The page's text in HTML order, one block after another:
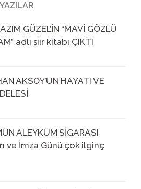
GÜZEL’İN “MAVİ GÖZLÜ
adlı şiir kitabı ÇIKTI
AKSOY’UN HAYATI VE
ALEYKÜM SİGARASI
ve İmza Günü çok ilginç